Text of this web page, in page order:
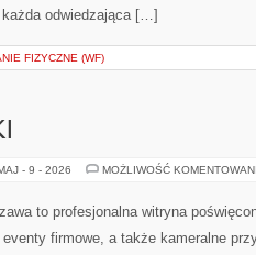
odwiedzająca […]
FIZYCZNE (WF)
- 9 - 2026 MOŻLIWOŚĆ
to profesjonalna witryna
firmowe, a także kameralne